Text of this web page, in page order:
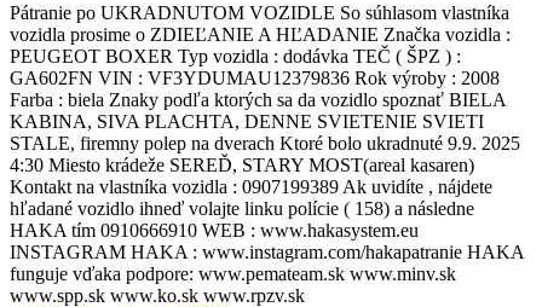
Pátranie po UKRADNUTOM VOZIDLE So súhlasom vlastníka
vozidla prosime o ZDIEĽANIE A HĽADANIE Značka vozidla :
PEUGEOT BOXER Typ vozidla : dodávka TEČ ( ŠPZ ) :
GA602FN VIN : VF3YDUMAU12379836 Rok výroby : 2008
Farba : biela Znaky podľa ktorých sa da vozidlo spoznať BIELA
KABINA, SIVA PLACHTA, DENNE SVIETENIE SVIETI
STALE, firemny polep na dverach Ktoré bolo ukradnuté 9.9. 2025
4:30 Miesto krádeže SEREĎ, STARY MOST(areal kasaren)
Kontakt na vlastníka vozidla : 0907199389 Ak uvidíte , nájdete
hľadané vozidlo ihneď volajte linku polície ( 158) a následne
HAKA tím 0910666910 WEB : www.hakasystem.eu
INSTAGRAM HAKA : www.instagram.com/hakapatranie HAKA
funguje vďaka podpore: www.pemateam.sk www.minv.sk
www.spp.sk www.ko.sk www.rpzv.sk